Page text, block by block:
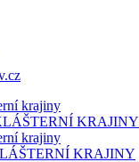
KRAJINY
KRAJINY